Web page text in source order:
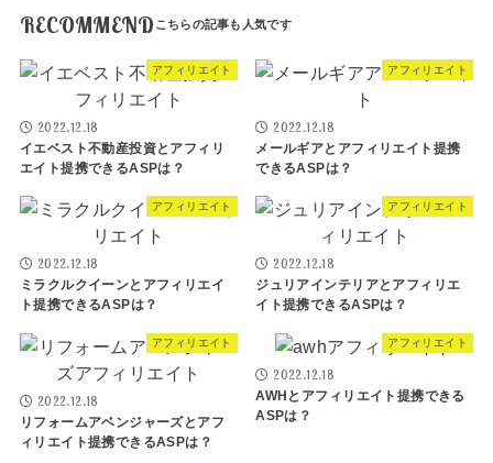
RECOMMEND
アフィリエイト
2022.12.18
イエベスト不動産投資とアフィリ
エイト提携できるASPは？
アフィリエイト
2022.12.18
メールギアとアフィリエイト提携
できるASPは？
アフィリエイト
2022.12.18
ミラクルクイーンとアフィリエイ
ト提携できるASPは？
アフィリエイト
2022.12.18
ジュリアインテリアとアフィリエ
イト提携できるASPは？
アフィリエイト
2022.12.18
リフォームアベンジャーズとアフ
ィリエイト提携できるASPは？
アフィリエイト
2022.12.18
AWHとアフィリエイト提携できる
ASPは？